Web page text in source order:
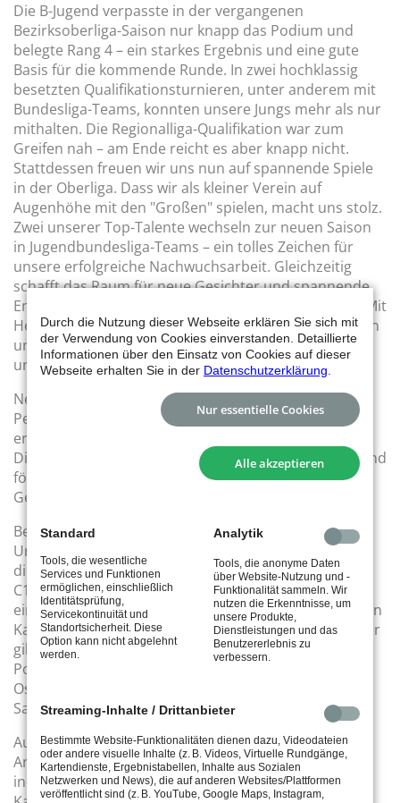
Die B-Jugend verpasste in der vergangenen
Bezirksoberliga-Saison nur knapp das Podium und
belegte Rang 4 – ein starkes Ergebnis und eine gute
Basis für die kommende Runde. In zwei hochklassig
besetzten Qualifikationsturnieren, unter anderem mit
Bundesliga-Teams, konnten unsere Jungs mehr als nur
mithalten. Die Regionalliga-Qualifikation war zum
Greifen nah – am Ende reicht es aber knapp nicht.
Stattdessen freuen wir uns nun auf spannende Spiele
in der Oberliga. Dass wir als kleiner Verein auf
Augenhöhe mit den "Großen" spielen, macht uns stolz.
Zwei unserer Top-Talente wechseln zur neuen Saison
in Jugendbundesliga-Teams – ein tolles Zeichen für
unsere erfolgreiche Nachwuchsarbeit. Gleichzeitig
schafft das Raum für neue Gesichter und spannende
Entwicklungsmöglichkeiten aus dem eigenen Kader. Mit
Heinz-Jürgen Raub haben wir zudem einen erfahrenen
und hochqualifizierten Trainer gewinnen können, der
unser Team hervorragend weiterentwickeln wird.
Neu in dieser Saison: Wir melden eine B2 als
Perspektivteam, in dem ambitionierte C-Jugendliche
erste Erfahrungen in der B-Jugend sammeln können.
Diese Initiative kommt bei den Spielern sehr gut an und
fördert gezielt die Entwicklung der nächsten
Generation.
Bei der C-Jugend gab es eine kleine Überraschung:
Unsere C2 qualifizierte sich mit starken Leistungen
direkt für die Bezirksoberliga – ein schöner Erfolg! Die
C1 musste sich nach intensiver Qualifikation und mit
einem größtenteils jüngeren, aber sehr ambitionierten
Kader mit der Bezirksklasse begnügen. Doch auch hier
gilt: Entwicklung steht im Vordergrund – und das
Potenzial ist da. Das Trainerteam von Patrick, Raffael,
Oskar E. und Rico freuen sich auf jeden Fall auf die
Saison.
Auch in der D-Jugend sehen wir vielversprechende
Ansätze. Zwei Teams trainieren eng miteinander, um
individuelle Entwicklung zu ermöglichen. Die
Durch die Nutzung dieser Webseite erklären Sie sich mit
der Verwendung von Cookies einverstanden. Detaillierte
Informationen über den Einsatz von Cookies auf dieser
Webseite erhalten Sie in der Datenschutzerklärung
Nur essentielle Cookies
Alle akzeptieren
Standard
Tools, die wesentliche
Services und Funktionen
ermöglichen, einschließlich
Identitätsprüfung,
Servicekontinuität und
Standortsicherheit. Diese
Option kann nicht abgelehnt
werden.
Analytik
Tools, die anonyme Daten
über Website-Nutzung und -
Funktionalität sammeln. Wir
nutzen die Erkenntnisse, um
unsere Produkte,
Dienstleistungen und das
Benutzererlebnis zu
verbessern.
Streaming-Inhalte / Drittanbieter
Bestimmte Website-Funktionalitäten dienen dazu, Videodateien
oder andere visuelle Inhalte (z. B. Videos, Virtuelle Rundgänge,
Kartendienste, Ergebnistabellen, Inhalte aus Sozialen
Netzwerken und News), die auf anderen Websites/Plattformen
veröffentlicht sind (z. B. YouTube, Google Maps, Instagram,